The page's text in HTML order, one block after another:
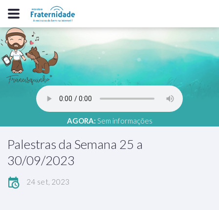
AGORA: Sem informações
Palestras da Semana 25 a
30/09/2023
24 set, 2023